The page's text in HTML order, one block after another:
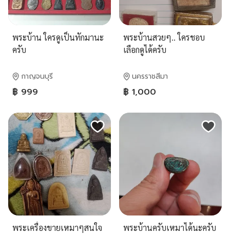
พระบ้าน ใครดูเป็นทักมานะ
ครับ
กาญจนบุรี
฿ 999
พระบ้านสวยๆ.. ใครชอบ
เลือกดูได้ครับ
นครราชสีมา
฿ 1,000
พระเครื่องขายเหมาๆสนใจ
พระบ้านครับเหมาได้นะครับ